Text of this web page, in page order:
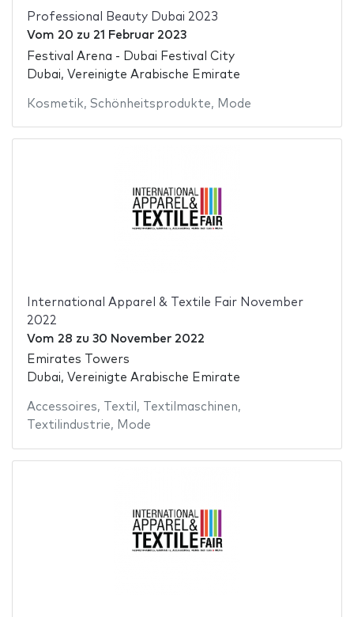
Professional Beauty Dubai 2023
Vom 20 zu 21 Februar 2023
Festival Arena - Dubai Festival City
Dubai, Vereinigte Arabische Emirate
Kosmetik, Schönheitsprodukte, Mode
International Apparel & Textile Fair November
2022
Vom 28 zu 30 November 2022
Emirates Towers
Dubai, Vereinigte Arabische Emirate
Accessoires, Textil , Textilmaschinen,
Textilindustrie, Mode